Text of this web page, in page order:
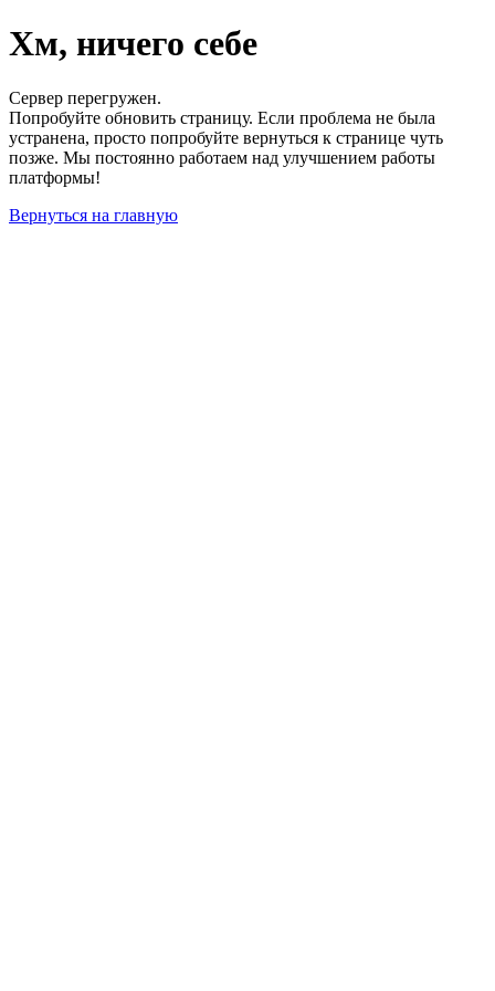
Хм, ничего себе
Сервер перегружен.
Попробуйте обновить страницу. Если проблема не была
устранена, просто попробуйте вернуться к странице чуть
позже. Мы постоянно работаем над улучшением работы
платформы!
Вернуться на главную